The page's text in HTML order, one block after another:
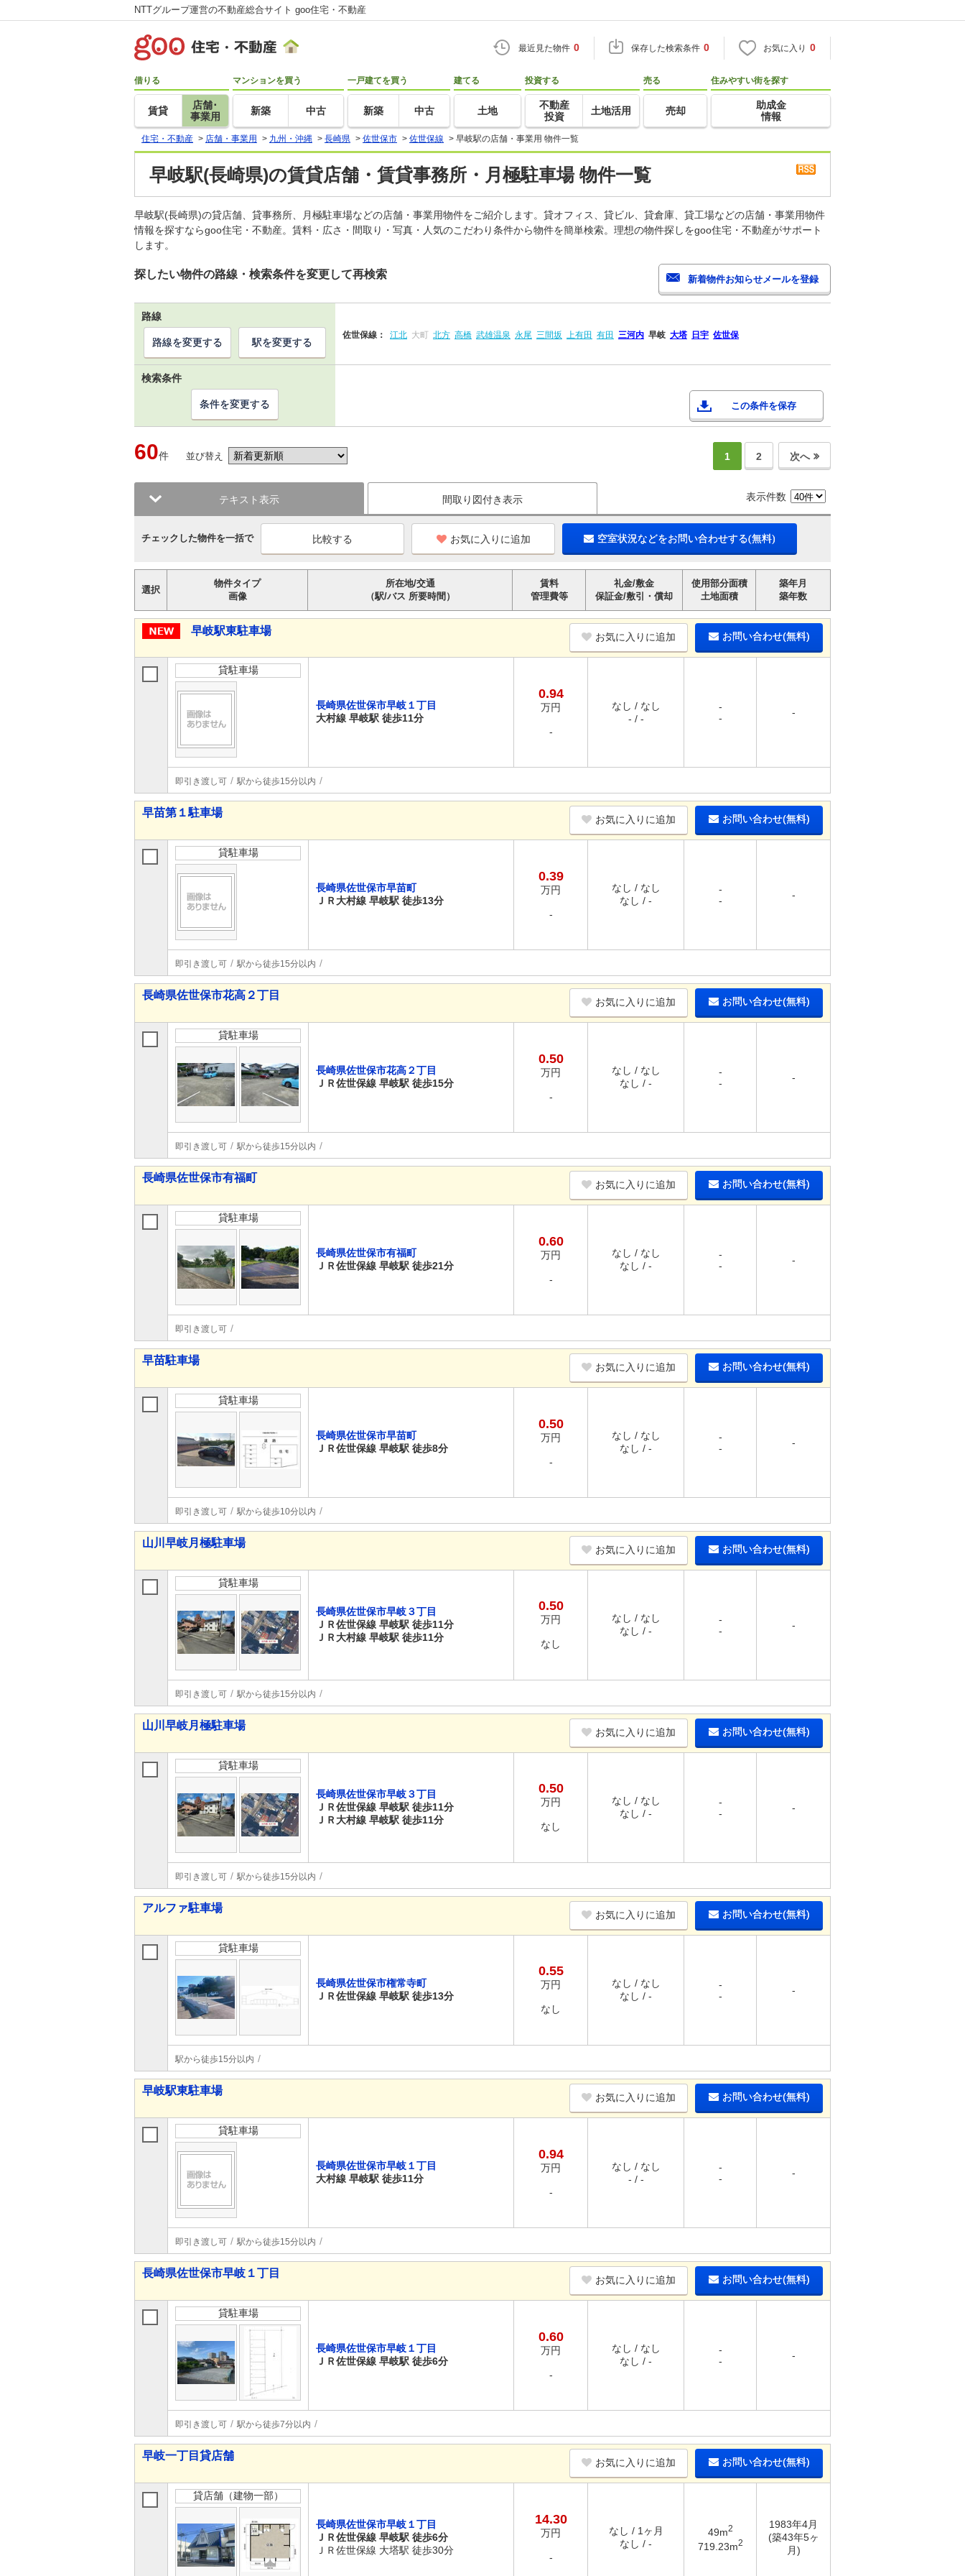
NTTグループ運営の不動産総合サイト goo住宅・不動産
最近見た物件 0 保存した検索条件 0 お気に入り 0
借りる
賃貸
店舗･
事業用
マンションを買う
新築 中古
一戸建てを買う
新築 中古
建てる
土地
投資する
不動産
投資
土地活用
売る
売却
住みやすい街を探す
助成金
情報
住宅・不動産 > 店舗・事業用 > 九州・沖縄 > 長崎県 > 佐世保市 > 佐世保線 > 早岐駅の店舗・事業用 物件一覧
早岐駅(長崎県)の賃貸店舗・賃貸事務所・月極駐車場 物件一覧
早岐駅(長崎県)の貸店舗、貸事務所、月極駐車場などの店舗・事業用物件をご紹介します。貸オフィス、貸ビル、貸倉庫、貸工場などの店舗・事業用物件
情報を探すならgoo住宅・不動産。賃料・広さ・間取り・写真・人気のこだわり条件から物件を簡単検索。理想の物件探しをgoo住宅・不動産がサポート
します。
探したい物件の路線・検索条件を変更して再検索
路線
佐世保線： 江北 大町 北方 高橋 武雄温泉 永尾 三間坂 上有田 有田 三河内 早岐 大塔 日宇 佐世保
路線を変更する 駅を変更する
検索条件
この条件を保存
条件を変更する
60件 並び替え 1 2 次へ
テキスト表示 間取り図付き表示 表示件数
チェックした物件を一括で お気に入りに追加 空室状況などをお問い合わせする(無料)
選択
物件タイプ
画像
所在地/交通
（駅/バス 所要時間）
賃料
管理費等
礼金/敷金
保証金/敷引・償却
使用部分面積
土地面積
築年月
築年数
早岐駅東駐車場 お気に入りに追加 お問い合わせ(無料)
貸駐車場
長崎県佐世保市早岐１丁目
大村線 早岐駅 徒歩11分
0.94
万円
-
なし / なし
- / -
-
-
-
即引き渡し可 駅から徒歩15分以内
早苗第１駐車場
お気に入りに追加 お問い合わせ(無料)
貸駐車場
長崎県佐世保市早苗町
ＪＲ大村線 早岐駅 徒歩13分
0.39
万円
-
なし / なし
なし / -
-
-
-
即引き渡し可 駅から徒歩15分以内
長崎県佐世保市花高２丁目
お気に入りに追加 お問い合わせ(無料)
貸駐車場
長崎県佐世保市花高２丁目
ＪＲ佐世保線 早岐駅 徒歩15分
0.50
万円
-
なし / なし
なし / -
-
-
-
即引き渡し可 駅から徒歩15分以内
長崎県佐世保市有福町
お気に入りに追加 お問い合わせ(無料)
貸駐車場
長崎県佐世保市有福町
ＪＲ佐世保線 早岐駅 徒歩21分
0.60
万円
-
なし / なし
なし / -
-
-
-
即引き渡し可
早苗駐車場
お気に入りに追加 お問い合わせ(無料)
貸駐車場
長崎県佐世保市早苗町
ＪＲ佐世保線 早岐駅 徒歩8分
0.50
万円
-
なし / なし
なし / -
-
-
-
即引き渡し可 駅から徒歩10分以内
山川早岐月極駐車場
お気に入りに追加 お問い合わせ(無料)
貸駐車場
長崎県佐世保市早岐３丁目
ＪＲ佐世保線 早岐駅 徒歩11分
ＪＲ大村線 早岐駅 徒歩11分
0.50
万円
なし
なし / なし
なし / -
-
-
-
即引き渡し可 駅から徒歩15分以内
山川早岐月極駐車場
お気に入りに追加 お問い合わせ(無料)
貸駐車場
長崎県佐世保市早岐３丁目
ＪＲ佐世保線 早岐駅 徒歩11分
ＪＲ大村線 早岐駅 徒歩11分
0.50
万円
なし
なし / なし
なし / -
-
-
-
即引き渡し可 駅から徒歩15分以内
アルファ駐車場
お気に入りに追加 お問い合わせ(無料)
貸駐車場
長崎県佐世保市権常寺町
ＪＲ佐世保線 早岐駅 徒歩13分
0.55
万円
なし
なし / なし
なし / -
-
-
-
駅から徒歩15分以内
早岐駅東駐車場
お気に入りに追加 お問い合わせ(無料)
貸駐車場
長崎県佐世保市早岐１丁目
大村線 早岐駅 徒歩11分
0.94
万円
-
なし / なし
- / -
-
-
-
即引き渡し可 駅から徒歩15分以内
長崎県佐世保市早岐１丁目
お気に入りに追加 お問い合わせ(無料)
貸駐車場
長崎県佐世保市早岐１丁目
ＪＲ佐世保線 早岐駅 徒歩6分
0.60
万円
-
なし / なし
なし / -
-
-
-
即引き渡し可 駅から徒歩7分以内
早岐一丁目貸店舗
お気に入りに追加 お問い合わせ(無料)
貸店舗（建物一部）
長崎県佐世保市早岐１丁目
ＪＲ佐世保線 早岐駅 徒歩6分
ＪＲ佐世保線 大塔駅 徒歩30分
14.30
万円
-
なし / 1ヶ月
なし / -
49m2
719.23m2
1983年4月
(築43年5ヶ
月)